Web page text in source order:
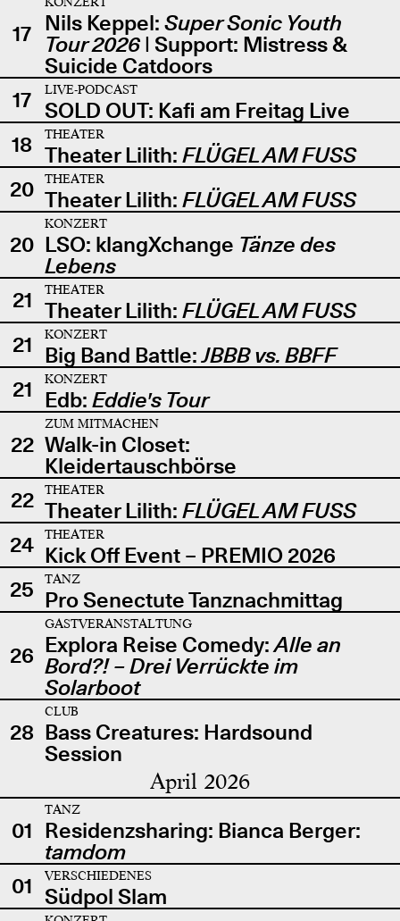
17 Nils Keppel: Super Sonic Youth
Tour 2026| Support: Mistress &
Suicide Catdoors
17
LIVE-PODCAST
SOLD OUT: Kafi am Freitag Live
18
THEATER
Theater Lilith: FLÜGEL AM FUSS
20
THEATER
Theater Lilith: FLÜGEL AM FUSS
20
KONZERT
LSO: klangXchange Tänze des
Lebens
21
THEATER
Theater Lilith: FLÜGEL AM FUSS
21
KONZERT
Big Band Battle:JBBB vs. BBFF
21
KONZERT
Edb: Eddie's Tour
22
ZUM MITMACHEN
Walk-in Closet:
Kleidertauschbörse
22
THEATER
Theater Lilith: FLÜGEL AM FUSS
24
THEATER
Kick Off Event – PREMIO 2026
25
TANZ
Pro Senectute Tanznachmittag
26
GASTVERANSTALTUNG
Explora Reise Comedy:Alle an
Bord?! – Drei Verrückte im
Solarboot
28
CLUB
Bass Creatures: Hardsound
Session
April 2026
01
TANZ
Residenzsharing: Bianca Berger:
tamdom
01
VERSCHIEDENES
Südpol Slam